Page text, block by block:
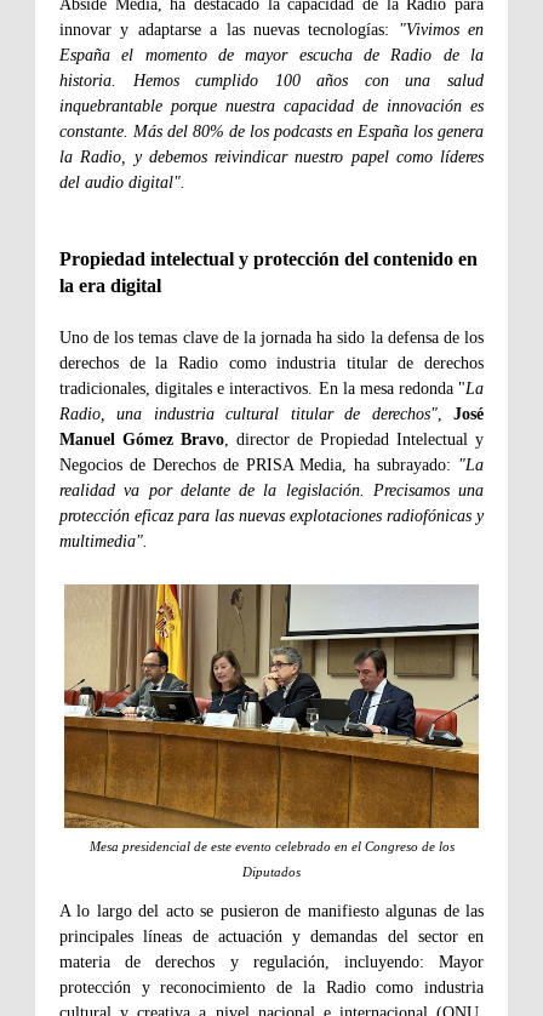
Ábside Media, ha destacado la capacidad de la Radio para
innovar y adaptarse a las nuevas tecnologías: "Vivimos en
España el momento de mayor escucha de Radio de la
historia. Hemos cumplido 100 años con una salud
inquebrantable porque nuestra capacidad de innovación es
constante. Más del 80% de los podcasts en España los genera
la Radio, y debemos reivindicar nuestro papel como líderes
del audio digital".
Propiedad intelectual y protección del contenido en
la era digital
Uno de los temas clave de la jornada ha sido la defensa de los
derechos de la Radio como industria titular de derechos
tradicionales, digitales e interactivos. En la mesa redonda "La
Radio, una industria cultural titular de derechos",José
Manuel Gómez Bravo, director de Propiedad Intelectual y
Negocios de Derechos de PRISA Media, ha subrayado: "La
realidad va por delante de la legislación. Precisamos una
protección eficaz para las nuevas explotaciones radiofónicas y
multimedia".
Mesa presidencial de este evento celebrado en el Congreso de los
Diputados
A lo largo del acto se pusieron de manifiesto algunas de las
principales líneas de actuación y demandas del sector en
materia de derechos y regulación, incluyendo: Mayor
protección y reconocimiento de la Radio como industria